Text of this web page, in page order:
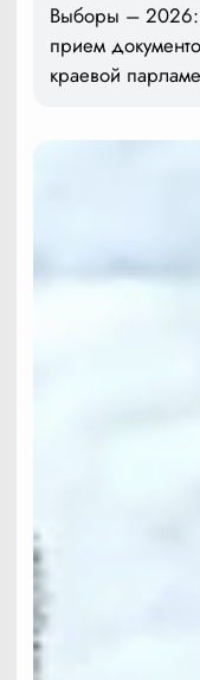
Выборы – 2026:
прием
краевой